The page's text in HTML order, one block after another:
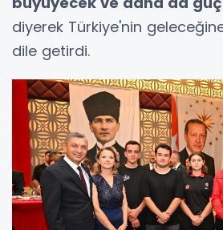
diyerek Türkiye'nin
dile getirdi.